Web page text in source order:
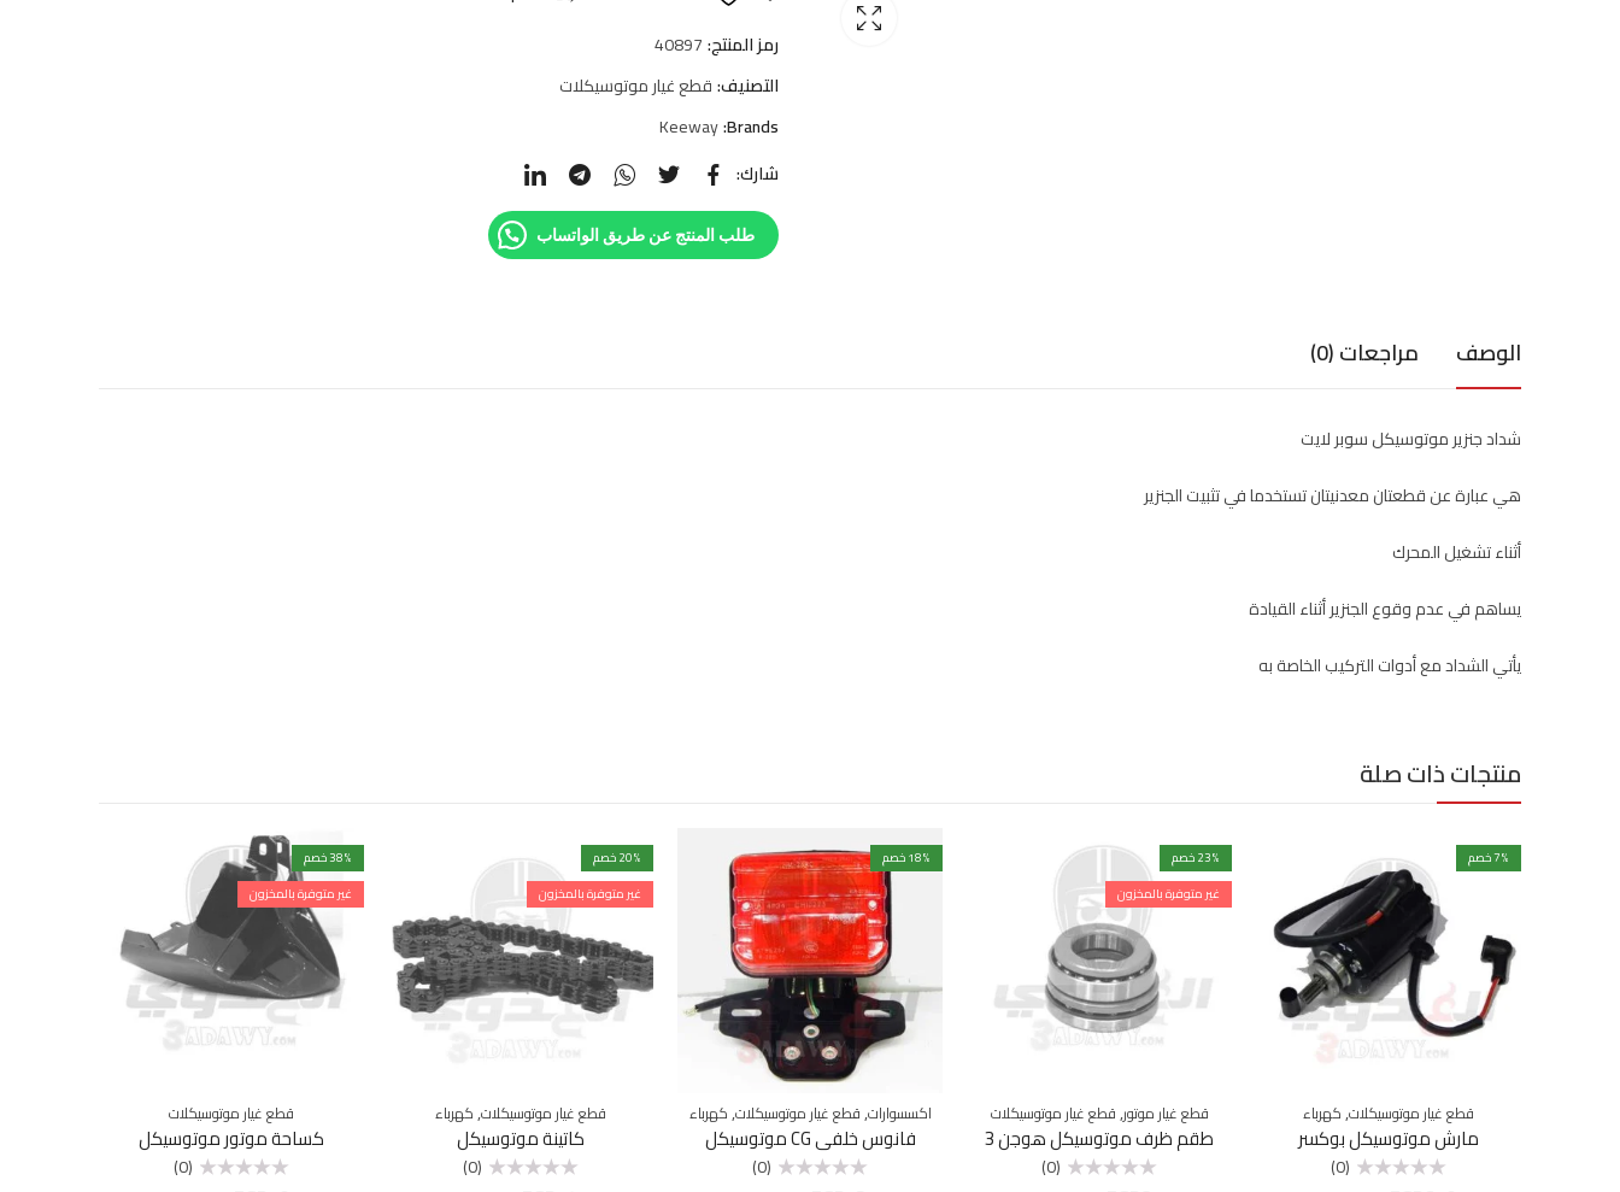
رمز المنتج:40897
التصنيف:قطع غيار موتوسيكلات
Brands:
Keeway
شارك:
طلب المنتج عن طريق الواتساب
الوصف مراجعات (0)
شداد جنزير موتوسيكل سوبر لايت
هي عبارة عن قطعتان معدنيتان تستخدما في تثبيت الجنزير
أثناء تشغيل المحرك
يساهم في عدم وقوع الجنزير أثناء القيادة
يأتي الشداد مع أدوات التركيب الخاصة به
منتجات ذات صلة
7% خصم
قطع غيار موتوسيكلات,كهرباء
مارش موتوسيكل بوكسر
(0)
23% خصم
غير متوفرة بالمخزون
قطع غيار موتور,قطع غيار موتوسيكلات
طقم ظرف موتوسيكل هوجن 3
(0)
18% خصم
اكسسوارات,قطع غيار موتوسيكلات,كهرباء
فانوس خلفي CG موتوسيكل
(0)
20% خصم
غير متوفرة بالمخزون
قطع غيار موتوسيكلات,كهرباء
كاتينة موتوسيكل
(0)
38% خصم
غير متوفرة بالمخزون
قطع غيار موتوسيكلات
كساحة موتور موتوسيكل
(0)